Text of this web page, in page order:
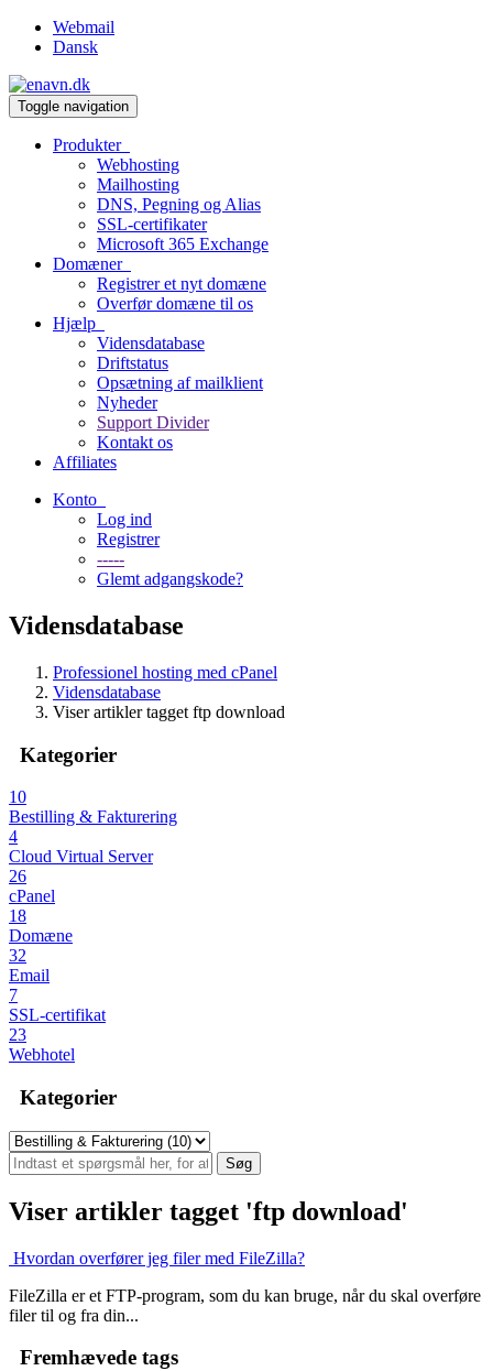
Webmail
Dansk
Toggle navigation
Produkter
Webhosting
Mailhosting
DNS, Pegning og Alias
SSL-certifikater
Microsoft 365 Exchange
Domæner
Registrer et nyt domæne
Overfør domæne til os
Hjælp
Vidensdatabase
Driftstatus
Opsætning af mailklient
Nyheder
Support Divider
Kontakt os
Affiliates
Konto
Log ind
Registrer
-----
Glemt adgangskode?
Vidensdatabase
Professionel hosting med cPanel
Vidensdatabase
Viser artikler tagget ftp download
Kategorier
10
Bestilling & Fakturering
4
Cloud Virtual Server
26
cPanel
18
Domæne
32
Email
7
SSL-certifikat
23
Webhotel
Kategorier
Viser artikler tagget 'ftp download'
Hvordan overfører jeg filer med FileZilla?
FileZilla er et FTP-program, som du kan bruge, når du skal overføre
filer til og fra din...
Fremhævede tags